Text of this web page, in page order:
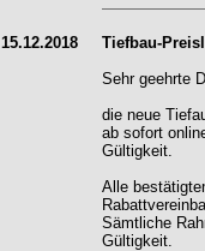
15.12.2018
Tiefbau-
Sehr geehrte
die neue
ab sofort
Gültigkeit.
Alle
Sämtliche
Gültigkeit.